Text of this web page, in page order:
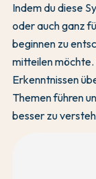
Indem du diese
oder auch ganz
beginnen zu
mitteilen
Erkenntnissen
Themen führen
besser zu